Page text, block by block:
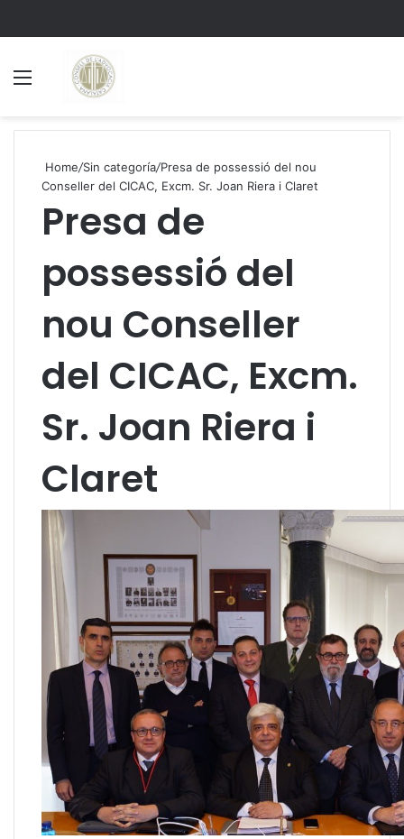
Home/Sin categoría/Presa de possessió del nou
Conseller del CICAC, Excm. Sr. Joan Riera i Claret
Presa de
possessió del
nou Conseller
del CICAC, Excm.
Sr. Joan Riera i
Claret